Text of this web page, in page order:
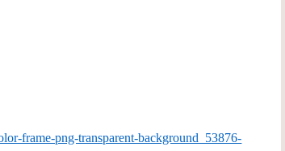
frame-png-transparent-background_53876-